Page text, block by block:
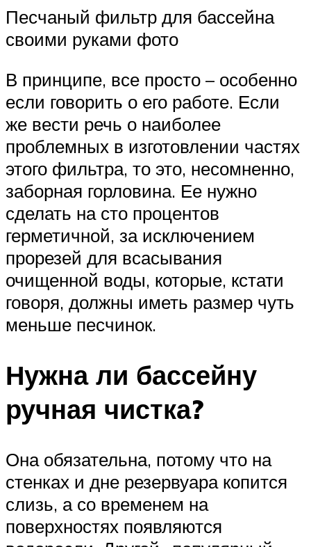
Песчаный фильтр для бассейна
своими руками фото
В принципе, все просто – особенно
если говорить о его работе. Если
же вести речь о наиболее
проблемных в изготовлении частях
этого фильтра, то это, несомненно,
заборная горловина. Ее нужно
сделать на сто процентов
герметичной, за исключением
прорезей для всасывания
очищенной воды, которые, кстати
говоря, должны иметь размер чуть
меньше песчинок.
Нужна ли бассейну
ручная чистка?
Она обязательна, потому что на
стенках и дне резервуара копится
слизь, а со временем на
поверхностях появляются